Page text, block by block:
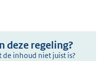
deze regeling?
de inhoud niet juist is?